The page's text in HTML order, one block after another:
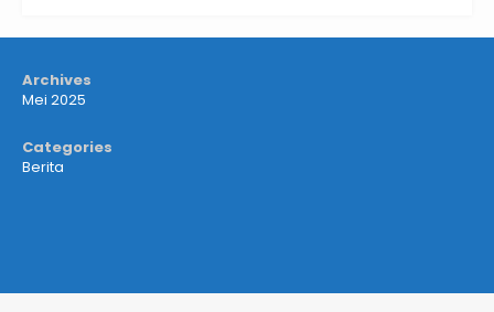
Archives
Mei 2025
Categories
Berita